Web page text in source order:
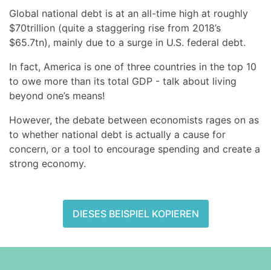
Global national debt is at an all-time high at roughly
$70trillion (quite a staggering rise from 2018’s
$65.7tn), mainly due to a surge in U.S. federal debt.
In fact, America is one of three countries in the top 10
to owe more than its total GDP - talk about living
beyond one’s means!
However, the debate between economists rages on as
to whether national debt is actually a cause for
concern, or a tool to encourage spending and create a
strong economy.
DIESES BEISPIEL KOPIEREN